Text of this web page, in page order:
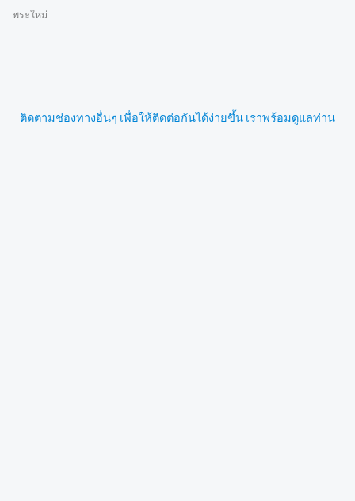
พระใหม่
ติดตามช่องทางอื่นๆ เพื่อให้ติดต่อกันได้ง่ายขึ้น เราพร้อมดูแลท่าน